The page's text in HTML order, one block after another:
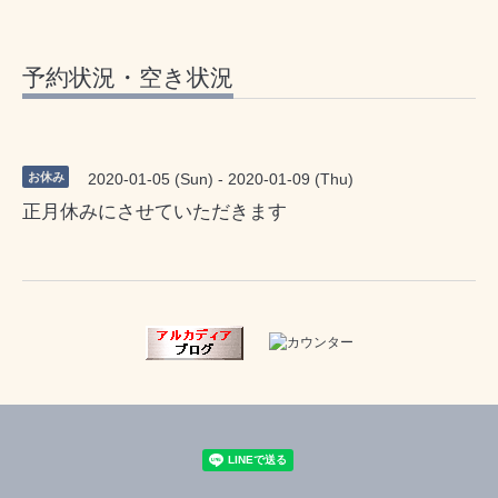
予約状況・空き状況
お休み 2020-01-05 (Sun) - 2020-01-09 (Thu)
正月休みにさせていただきます